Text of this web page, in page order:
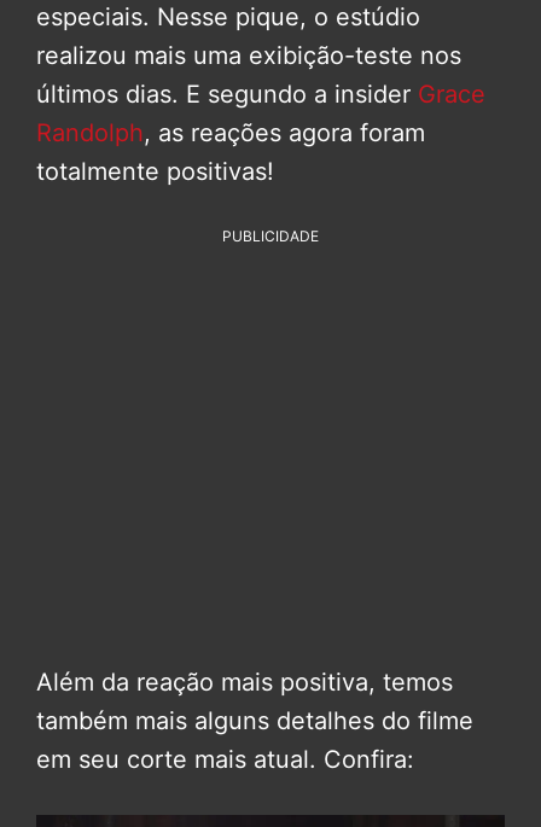
especiais. Nesse pique, o estúdio
realizou mais uma exibição-teste nos
últimos dias. E segundo a insider Grace
Randolph, as reações agora foram
totalmente positivas!
PUBLICIDADE
Além da reação mais positiva, temos
também mais alguns detalhes do filme
em seu corte mais atual. Confira: